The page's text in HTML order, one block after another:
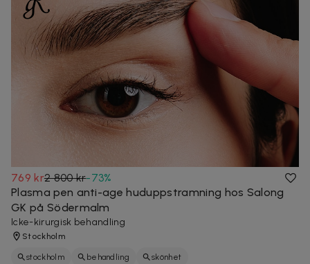
769 kr2 800 kr-73%
Plasma pen anti-age huduppstramning hos Salong
GK på Södermalm
Icke-kirurgisk behandling
Stockholm
stockholm behandling skönhet